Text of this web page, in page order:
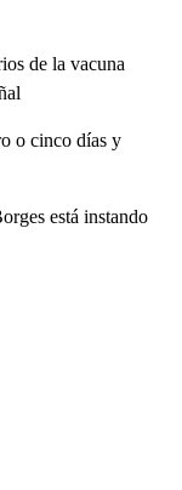
de la vacuna
o cinco días y
está instando